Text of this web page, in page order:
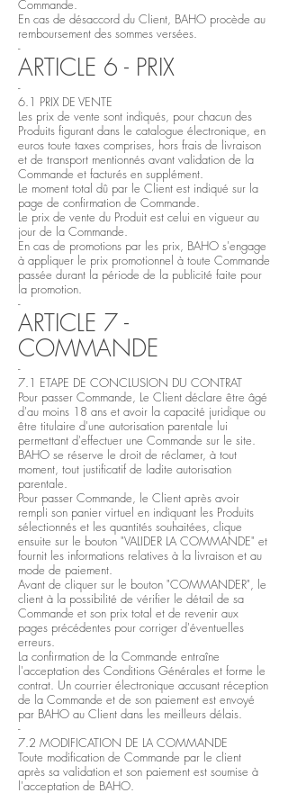
Commande.
En cas de désaccord du Client, BAHO procède au
remboursement des sommes versées.
-
ARTICLE 6 - PRIX
-
6.1 PRIX DE VENTE
Les prix de vente sont indiqués, pour chacun des
Produits figurant dans le catalogue électronique, en
euros toute taxes comprises, hors frais de livraison
et de transport mentionnés avant validation de la
Commande et facturés en supplément.
Le moment total dû par le Client est indiqué sur la
page de confirmation de Commande.
Le prix de vente du Produit est celui en vigueur au
jour de la Commande.
En cas de promotions par les prix, BAHO s'engage
à appliquer le prix promotionnel à toute Commande
passée durant la période de la publicité faite pour
la promotion.
-
ARTICLE 7 -
COMMANDE
-
7.1 ETAPE DE CONCLUSION DU CONTRAT
Pour passer Commande, Le Client déclare être âgé
d'au moins 18 ans et avoir la capacité juridique ou
être titulaire d'une autorisation parentale lui
permettant d'effectuer une Commande sur le site.
BAHO se réserve le droit de réclamer, à tout
moment, tout justificatif de ladite autorisation
parentale.
Pour passer Commande, le Client après avoir
rempli son panier virtuel en indiquant les Produits
sélectionnés et les quantités souhaitées, clique
ensuite sur le bouton "VALIDER LA COMMANDE" et
fournit les informations relatives à la livraison et au
mode de paiement.
Avant de cliquer sur le bouton "COMMANDER", le
client à la possibilité de vérifier le détail de sa
Commande et son prix total et de revenir aux
pages précédentes pour corriger d'éventuelles
erreurs.
La confirmation de la Commande entraîne
l'acceptation des Conditions Générales et forme le
contrat. Un courrier électronique accusant réception
de la Commande et de son paiement est envoyé
par BAHO au Client dans les meilleurs délais.
-
7.2 MODIFICATION DE LA COMMANDE
Toute modification de Commande par le client
après sa validation et son paiement est soumise à
l'acceptation de BAHO.